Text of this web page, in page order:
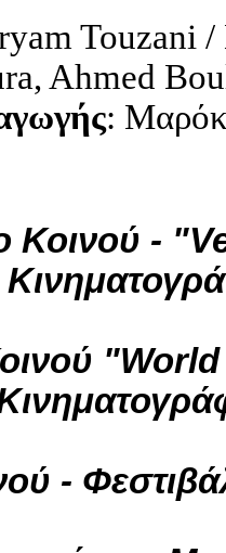
Touzani
Ahmed
:
Κοινού -
-